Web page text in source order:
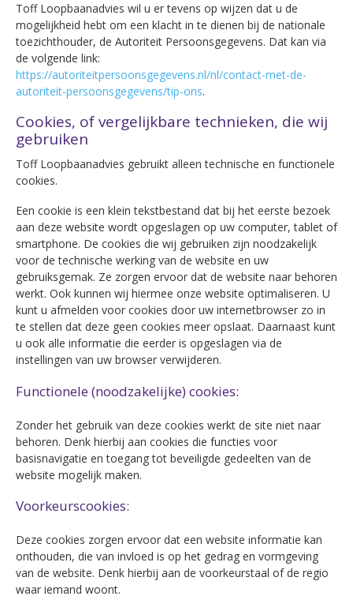
Toff Loopbaanadvies wil u er tevens op wijzen dat u de
mogelijkheid hebt om een klacht in te dienen bij de nationale
toezichthouder, de Autoriteit Persoonsgegevens. Dat kan via
de volgende link:
https://autoriteitpersoonsgegevens.nl/nl/contact-met-de-
autoriteit-persoonsgegevens/tip-ons.
Cookies, of vergelijkbare technieken, die wij
gebruiken
Toff Loopbaanadvies gebruikt alleen technische en functionele
cookies.
Een cookie is een klein tekstbestand dat bij het eerste bezoek
aan deze website wordt opgeslagen op uw computer, tablet of
smartphone. De cookies die wij gebruiken zijn noodzakelijk
voor de technische werking van de website en uw
gebruiksgemak. Ze zorgen ervoor dat de website naar behoren
werkt. Ook kunnen wij hiermee onze website optimaliseren. U
kunt u afmelden voor cookies door uw internetbrowser zo in
te stellen dat deze geen cookies meer opslaat. Daarnaast kunt
u ook alle informatie die eerder is opgeslagen via de
instellingen van uw browser verwijderen.
Functionele (noodzakelijke) cookies:
Zonder het gebruik van deze cookies werkt de site niet naar
behoren. Denk hierbij aan cookies die functies voor
basisnavigatie en toegang tot beveiligde gedeelten van de
website mogelijk maken.
Voorkeurscookies:
Deze cookies zorgen ervoor dat een website informatie kan
onthouden, die van invloed is op het gedrag en vormgeving
van de website. Denk hierbij aan de voorkeurstaal of de regio
waar iemand woont.